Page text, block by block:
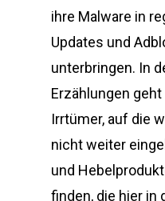
ihre Malware in
Updates und
unterbringen. In
Erzählungen
Irrtümer, auf die
nicht weiter
und
finden, die hier in